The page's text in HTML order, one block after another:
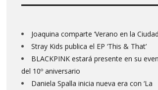
Joaquina comparte ‘Verano en la
Stray Kids publica el EP ‘This & That’
BLACKPINK estará presente en su
del 10º aniversario
Daniela Spalla inicia nueva era con ‘La